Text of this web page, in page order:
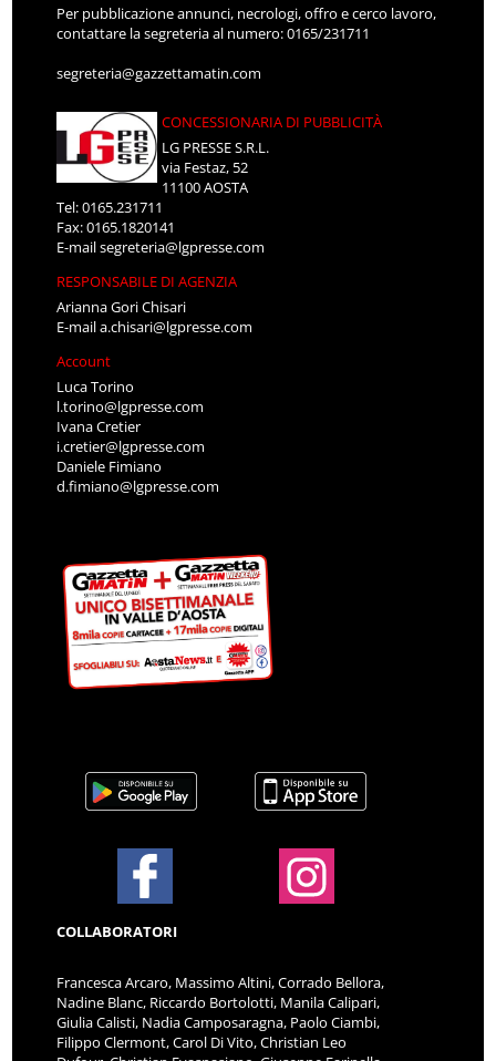
Per pubblicazione annunci, necrologi, offro e cerco lavoro,
contattare la segreteria al numero: 0165/231711
segreteria@gazzettamatin.com
CONCESSIONARIA DI PUBBLICITÀ
LG PRESSE S.R.L.
via Festaz, 52
11100 AOSTA
Tel: 0165.231711
Fax: 0165.1820141
E-mailsegreteria@lgpresse.com
RESPONSABILE DI AGENZIA
Arianna Gori Chisari
E-maila.chisari@lgpresse.com
Account
Luca Torino
l.torino@lgpresse.com
Ivana Cretier
i.cretier@lgpresse.com
Daniele Fimiano
d.fimiano@lgpresse.com
COLLABORATORI
Francesca Arcaro, Massimo Altini, Corrado Bellora,
Nadine Blanc, Riccardo Bortolotti, Manila Calipari,
Giulia Calisti, Nadia Camposaragna, Paolo Ciambi,
Filippo Clermont, Carol Di Vito, Christian Leo